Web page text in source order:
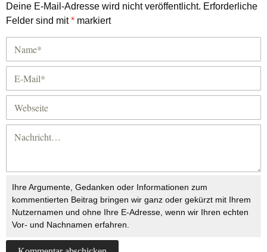
Deine E-Mail-Adresse wird nicht veröffentlicht. Erforderliche
Felder sind mit* markiert
Ihre Argumente, Gedanken oder Informationen zum
kommentierten Beitrag bringen wir ganz oder gekürzt mit Ihrem
Nutzernamen und ohne Ihre E-Adresse, wenn wir Ihren echten
Vor- und Nachnamen erfahren.